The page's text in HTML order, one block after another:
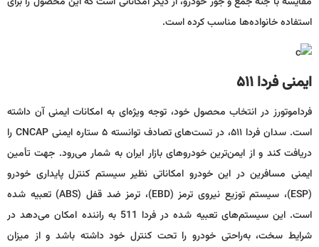
استفاده خانواده‌ها مناسب کرده است.
ایمنی فردا۵۱۱
فرداموتورز در انتخاب محصول خود، توجه ویژه‌ای به امکانات ایمنی آن داشته
است. سدان فردا ۵۱۱، در تست‌های تصادف توانسته ۵ ستاره ایمنی CNCAP را
دریافت کند و از ایمن‌ترین خودروهای بازار ایران به شمار می‌رود. جهت تأمین
ایمنی مسافرین در این خودرو امکاناتی نظیر سیستم کنترل پایداری خودرو
(ESP)، سیستم توزیع نیروی ترمز (EBD)، ترمز ضد قفل (ABS) تعبیه شده
است. این سیستم‌های تعبیه شده در فردا 511 به راننده امکان می‌دهد در
شرایط سخت، به‌راحتی خودرو را تحت کنترل خود داشته باشد و از میزان